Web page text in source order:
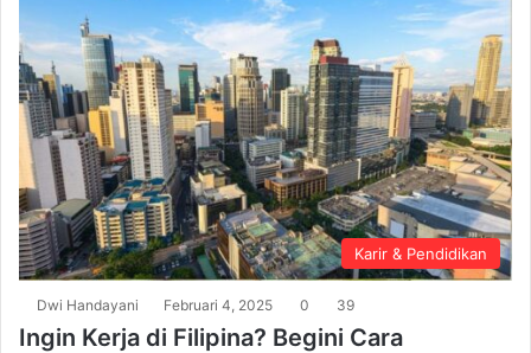
Karir & Pendidikan
Dwi Handayani Februari 4, 2025 0 39
Ingin Kerja di Filipina? Begini Cara